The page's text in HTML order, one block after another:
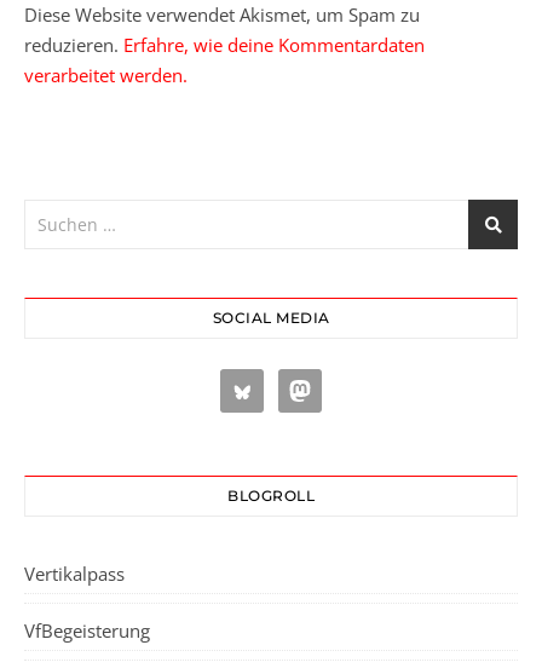
Diese Website verwendet Akismet, um Spam zu
reduzieren. Erfahre, wie deine Kommentardaten
verarbeitet werden.
SOCIAL MEDIA
BLOGROLL
Vertikalpass
VfBegeisterung